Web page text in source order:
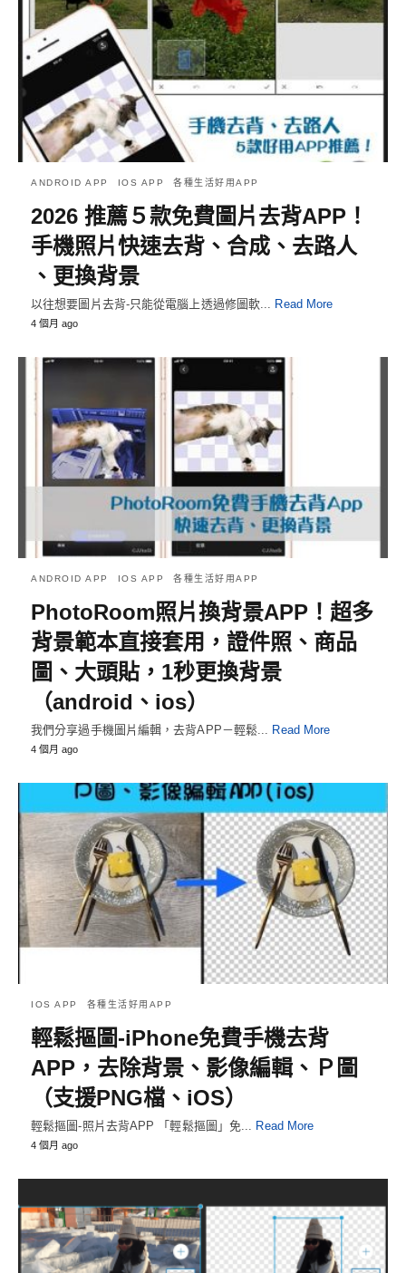
ANDROID APP IOS APP 各種生活好用APP
2026 推薦５款免費圖片去背APP！
手機照片快速去背、合成、去路人
、更換背景
以往想要圖片去背-只能從電腦上透過修圖軟... Read More
4 個月 ago
ANDROID APP IOS APP 各種生活好用APP
PhotoRoom照片換背景APP！超多
背景範本直接套用，證件照、商品
圖、大頭貼，1秒更換背景
（android、ios）
我們分享過手機圖片編輯，去背APP－輕鬆... Read More
4 個月 ago
IOS APP 各種生活好用APP
輕鬆摳圖-iPhone免費手機去背
APP，去除背景、影像編輯、Ｐ圖
（支援PNG檔、iOS）
輕鬆摳圖-照片去背APP 「輕鬆摳圖」免... Read More
4 個月 ago